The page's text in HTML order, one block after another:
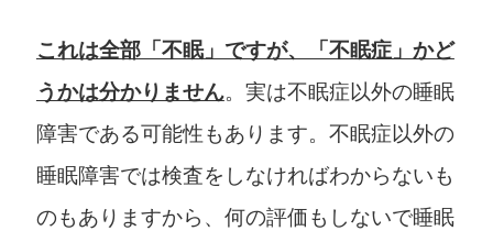
これは全部「不眠」ですが、「不眠症」かど
うかは分かりません。実は不眠症以外の睡眠
障害である可能性もあります。不眠症以外の
睡眠障害では検査をしなければわからないも
のもありますから、何の評価もしないで睡眠